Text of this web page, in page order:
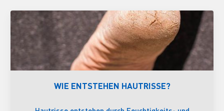
WIE ENTSTEHEN HAUTRISSE?